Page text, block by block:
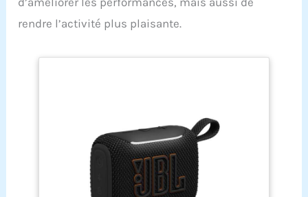
rendre l’activité plus plaisante.